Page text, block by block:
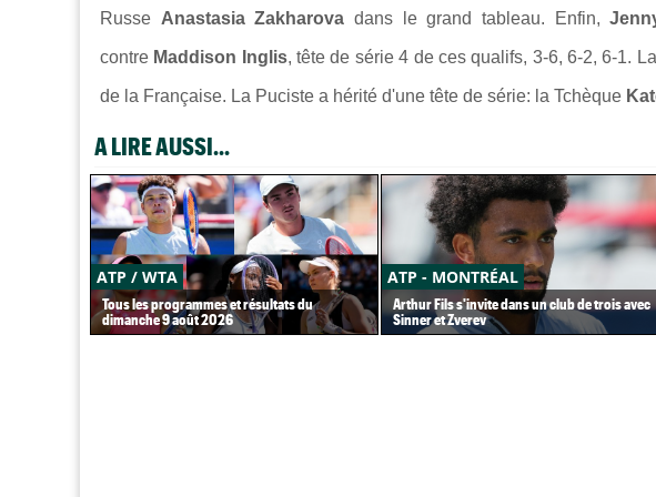
Russe Anastasia Zakharova dans le grand tableau. Enfin,
contre Maddison Inglis, tête de série 4 de ces qualifs, 3-6, 6-2, 6-1.
de la Française. La Puciste a hérité d'une tête de série: la Tchèque
A LIRE AUSSI...
ATP / WTA
Tous les programmes et résultats du
dimanche 9 août 2026
ATP - MONTRÉAL
Arthur Fils s'invite dans un club de trois avec
Sinner et Zverev